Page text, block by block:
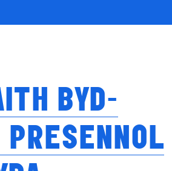
BYD-
PRESENNOL